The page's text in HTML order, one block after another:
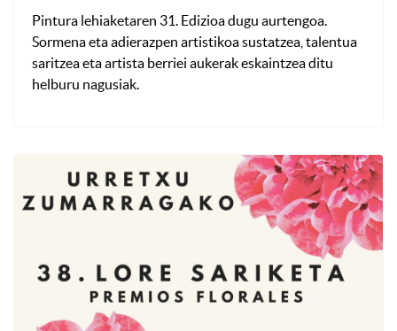
Pintura lehiaketaren 31. Edizioa dugu aurtengoa.
Sormena eta adierazpen artistikoa sustatzea, talentua
saritzea eta artista berriei aukerak eskaintzea ditu
helburu nagusiak.